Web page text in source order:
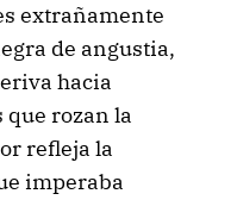
extrañamente
de angustia,
hacia
rozan la
refleja la
imperaba